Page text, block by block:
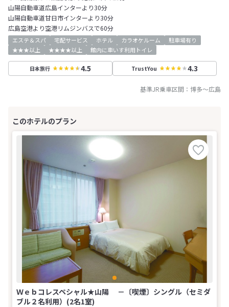
山陽自動車道広島インターより30分
山陽自動車道甘日市インターより30分
広島空港より空港リムジンバスで60分
エステ＆スパ 宅配サービス ホテル カラオケルーム
駐車場有り
★★★以上
★★★★以上 館内に車いす利用トイレ
日本旅行 4.5 TrustYou 4.3
基準JR乗車区間： 博多～広島
Ｗｅｂコレスペシャル★山陽 －〔喫煙〕シングル（セミダ
ブル２名利用）(2名1室)